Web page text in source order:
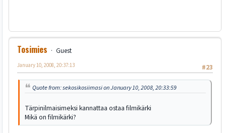
Tosimies
Guest
#23
January 10, 2008, 20:37:13
Quote from: sekosikosiimasi on January 10, 2008, 20:33:59
Tärpinilmaisimeksi kannattaa ostaa filmikärki
Mikä on filmikärki?